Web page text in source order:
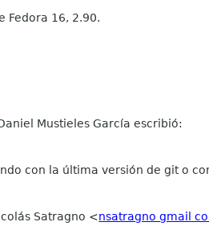
16, 2.90.
Mustieles García escribió:
con la última versión de git o
Satragno <nsatragno gmail